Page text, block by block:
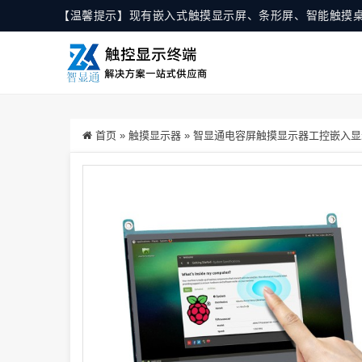
【温馨提示】现有嵌入式触摸显示屏、条形屏、智能触
首页 » 触摸显示器 » 智显通电容屏触摸显示器工控嵌入